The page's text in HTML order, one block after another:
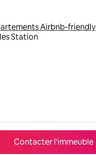
Contacter l'immeuble
Airbnb-friendly
Station